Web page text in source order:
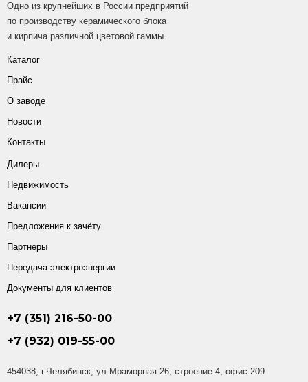
Одно из крупнейших в России предприятий
по производству керамического блока
и кирпича различной цветовой гаммы.
Каталог
Прайс
О заводе
Новости
Контакты
Дилеры
Недвижимость
Вакансии
Предложения к зачёту
Партнеры
Передача электроэнергии
Документы для клиентов
+7 (351) 216-50-00
+7 (932) 019-55-00
454038, г.Челябинск, ул.Мраморная 26, строение 4, офис 209